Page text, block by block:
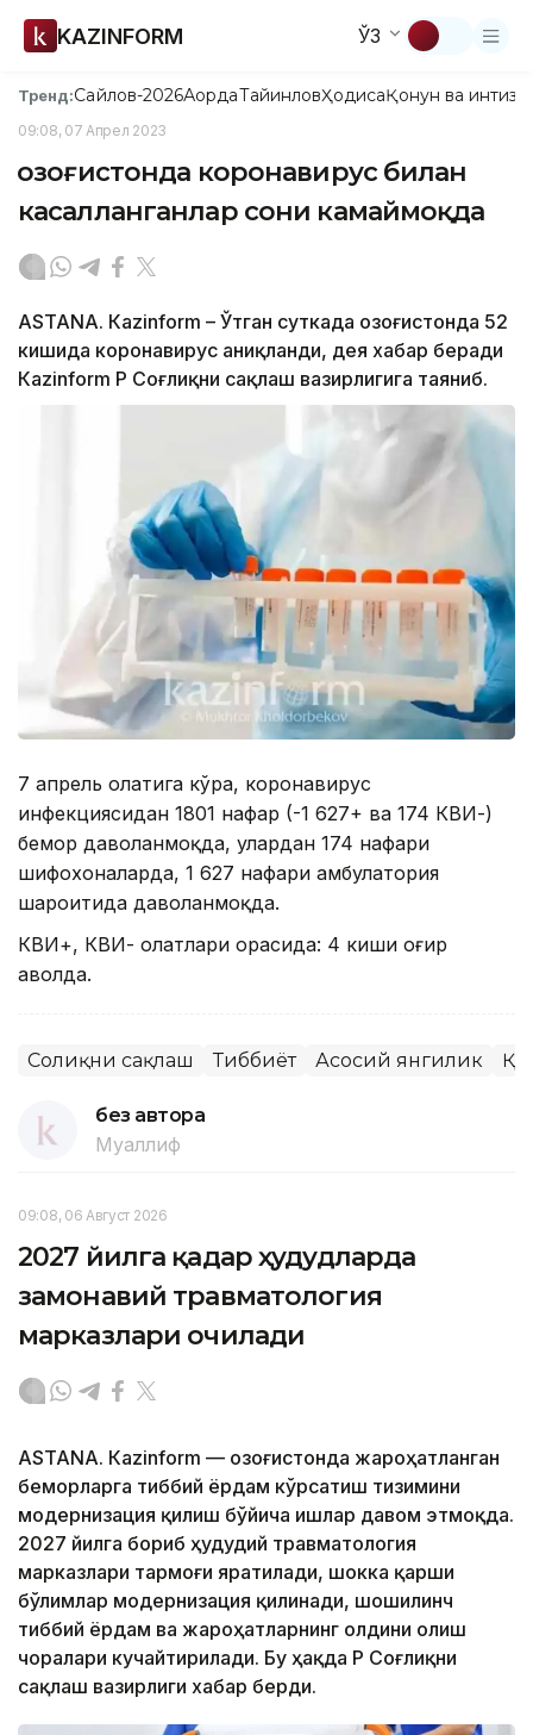
KAZINFORM ЎЗ
Тренд:Сайлов-2026АқордаТайинловҲодисаҚонун ва
09:08, 07 Апрел 2023
Қозоғистонда коронавирус билан
касалланганлар сони камаймоқда
ASTANА. Кazinform – Ўтган суткада Қозоғистонда 52
кишида коронавирус аниқланди, дея хабар беради
Кazinform ҚР Соғлиқни сақлаш вазирлигига таяниб.
7 апрель ҳолатига кўра, коронавирус
инфекциясидан 1801 нафар (-1 627+ ва 174 КВИ-)
бемор даволанмоқда, улардан 174 нафари
шифохоналарда, 1 627 нафари амбулатория
шароитида даволанмоқда.
КВИ+, КВИ- ҳолатлари орасида: 4 киши оғир
аҳволда.
Соғлиқни сақлаш Тиббиёт Асосий янгилик ҚР
без автора
Муаллиф
09:08, 06 Август 2026
2027 йилга қадар ҳудудларда
замонавий травматология
марказлари очилади
ASTANА. Кazinform — Қозоғистонда жароҳатланган
беморларга тиббий ёрдам кўрсатиш тизимини
модернизация қилиш бўйича ишлар давом этмоқда.
2027 йилга бориб ҳудудий травматология
марказлари тармоғи яратилади, шокка қарши
бўлимлар модернизация қилинади, шошилинч
тиббий ёрдам ва жароҳатларнинг олдини олиш
чоралари кучайтирилади. Бу ҳақда ҚР Соғлиқни
сақлаш вазирлиги хабар берди.